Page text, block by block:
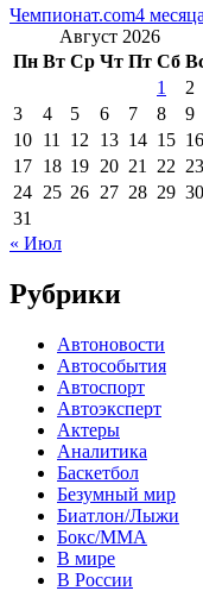
Чемпионат.com4
Август 2026
Пн Вт Ср Чт Пт Сб
1
2
3
4 5 6 7 8
9
10 11 12 13 14 15 16
17 18 19 20 21 22 23
24 25 26 27 28 29 30
31
« Июл
Рубрики
Автоновости
Автособытия
Автоспорт
Автоэксперт
Актеры
Аналитика
Баскетбол
Безумный мир
Биатлон/Лыжи
Бокс/MMA
В мире
В России